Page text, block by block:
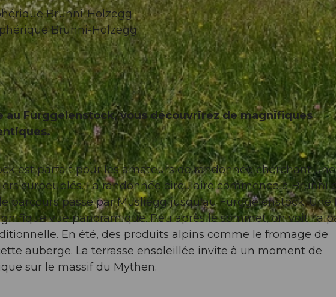
Brunni-Holzegg
Brunni-Holzegg
au Furggelenstock, vous découvrirez de magnifiques
est parfait pour les amateurs de randonnée cherchant une
surpeuplés. La randonnée circulaire commence à Brunni
parcours passe par Müsliegg jusqu'au Furggelenstock. Une
vue panoramique. Peu après le sommet, on voit
En été, des produits alpins comme le fromage de
auberge. La terrasse ensoleillée invite à un moment de
sur le massif du Mythen.